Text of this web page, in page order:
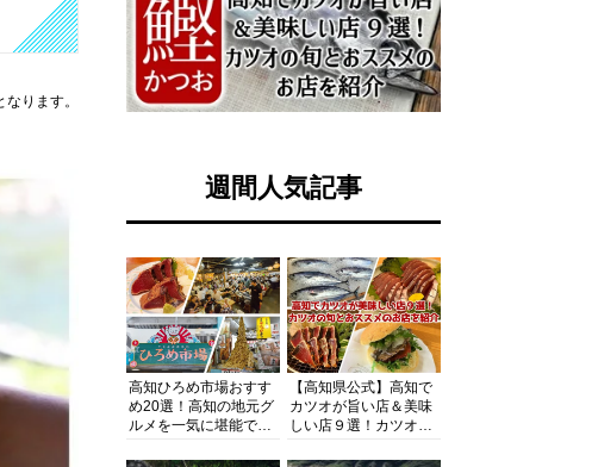
ります。
週間人気記事
高知ひろめ市場おすす
め20選！高知の地元グ
ルメを一気に堪能でき
底解剖
【高知県公式】高知で
カツオが旨い店＆美味
しい店９選！カツオの
紹介